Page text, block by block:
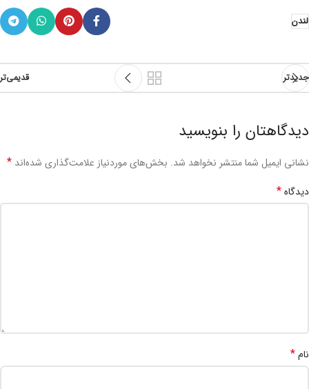
لندن
جدیدتر قدیمی‌تر
دیدگاهتان را بنویسید
نشانی ایمیل شما منتشر نخواهد شد. بخش‌های موردنیاز علامت‌گذاری شده‌اند *
دیدگاه*
نام*